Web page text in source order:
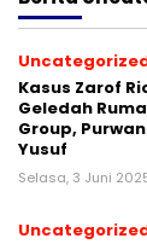
Kasus Zarof
Geledah
Group,
Yusuf
Selasa, 3 Juni